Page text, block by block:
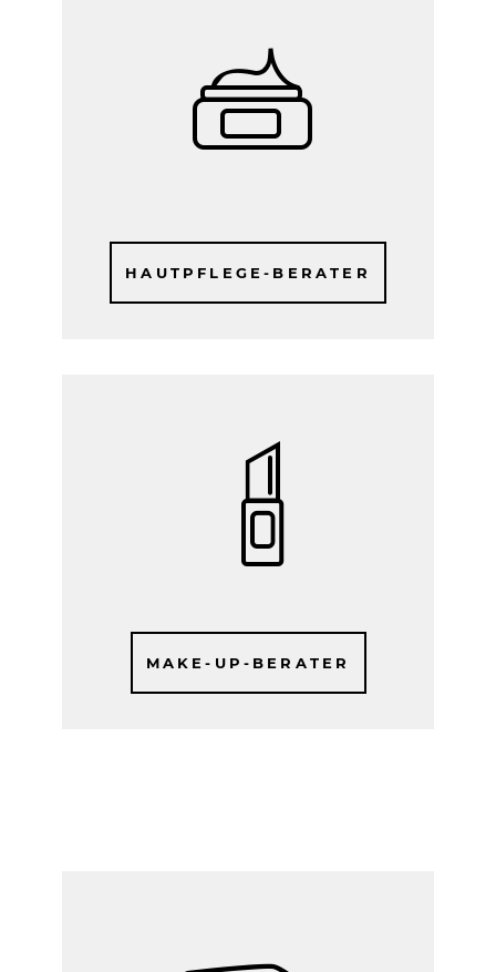
HAUTPFLEGE-BERATER
MAKE-UP-BERATER